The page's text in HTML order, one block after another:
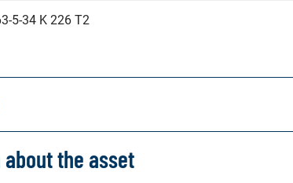
5-34 K 226 T2
the asset